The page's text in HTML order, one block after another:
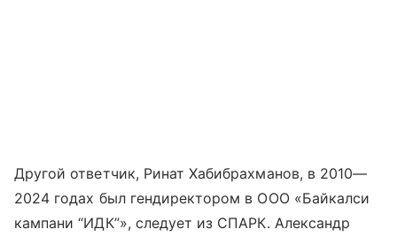
Другой ответчик, Ринат Хабибрахманов, в 2010—
2024 годах был гендиректором в ООО «Байкалси
кампани “ИДК”», следует из СПАРК. Александр